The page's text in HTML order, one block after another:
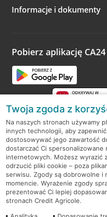
Zachęcamy do podzielenia
opinie.
Informacje i dokumenty
Pobierz aplikację
RODO
Regulamin serwisu
Mapa serwisu
PolitykaCookies
Twoja zgoda z
Na naszych stronach używamy
innych technologii, aby
dostosowywać jego zawartość
dostarczać Ci spersonalizowane
internetowych. Możesz wyrazić
odrzucić pliki cookie – poza
serwisu. Zgody są dobrowolne i
momencie. Wyrażenie zgody
prezentować Ci lepiej
stronach Credit Agricole.